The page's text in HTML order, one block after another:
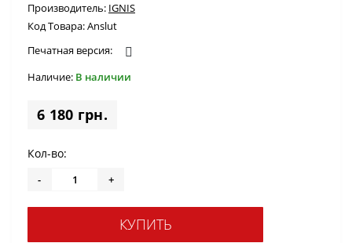
Производитель: IGNIS
Код Товара:Anslut
Печатная версия:
Наличие: В наличии
6 180 грн.
Кол-во:
- +
КУПИТЬ